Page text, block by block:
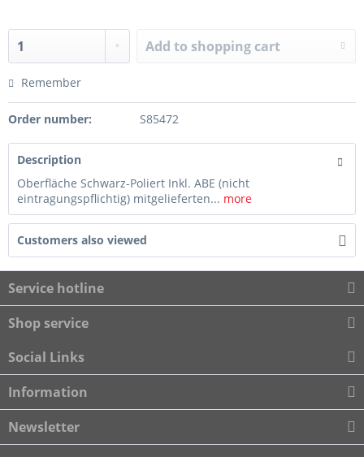
Add to shopping cart
Remember
Order number: S85472
Description
Oberfläche Schwarz-Poliert Inkl. ABE (nicht
eintragungspflichtig) mitgelieferten... more
Customers also viewed
Service hotline
Shop service
Social Links
Information
Newsletter